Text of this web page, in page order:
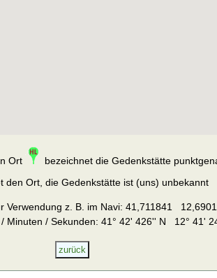
Ort
bezeichnet die Gedenkstätte
den Ort, die Gedenkstätte ist (uns) unbekannt
Verwendung z. B. im Navi: 41,711841
Minuten / Sekunden: 41° 42' 426'' N 12° 41'